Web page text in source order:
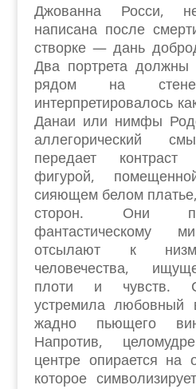
Джованна Росси,
написана после
створке — дань
Два портрета
рядом на
интерпретировалось
Данаи или нимфы
аллегорический
передает
фигурой,
сияющем белом
сторон. Они
фантастическому
отсылают к
человечества,
плоти и чувств.
устремила любовный
жадно пьющего
Напротив,
центре опирается на
которое